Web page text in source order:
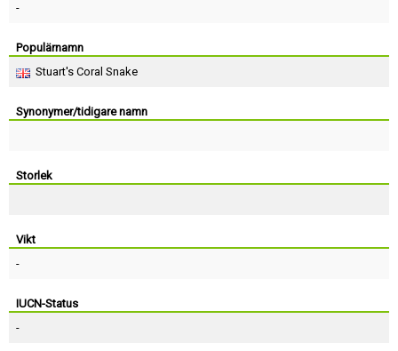
-
Populärnamn
Stuart's Coral Snake
Synonymer/tidigare namn
Storlek
Vikt
-
IUCN-Status
-